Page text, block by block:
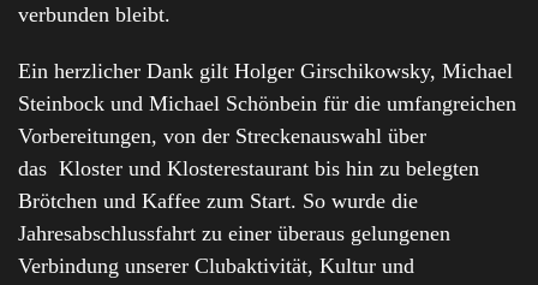
verbunden bleibt.
Ein herzlicher Dank gilt Holger Girschikowsky, Michael
Steinbock und Michael Schönbein für die umfangreichen
Vorbereitungen, von der Streckenauswahl über
das Kloster und Klosterestaurant bis hin zu belegten
Brötchen und Kaffee zum Start. So wurde die
Jahresabschlussfahrt zu einer überaus gelungenen
Verbindung unserer Clubaktivität, Kultur und